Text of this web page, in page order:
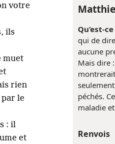
Qu’est-
qui de
aucune
Mais dire :
péchés.
maladie
Renvois
votre
ils
muet
rien
par le
: il
et